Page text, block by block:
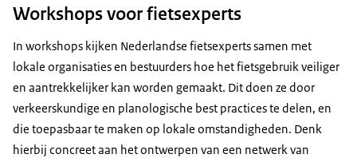
Workshops voor fietsexperts
In workshops kijken Nederlandse fietsexperts samen met
lokale organisaties en bestuurders hoe het fietsgebruik veiliger
en aantrekkelijker kan worden gemaakt. Dit doen ze door
verkeerskundige en planologische best practices te delen, en
die toepasbaar te maken op lokale omstandigheden. Denk
hierbij concreet aan het ontwerpen van een netwerk van